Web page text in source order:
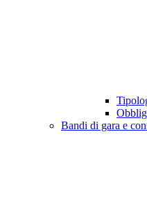
Bandi di gara e